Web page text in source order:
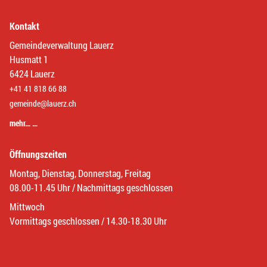
Kontakt
Gemeindeverwaltung Lauerz
Husmatt 1
6424 Lauerz
+41 41 818 66 88
gemeinde@lauerz.ch
mehr… …
Öffnungszeiten
Montag, Dienstag, Donnerstag, Freitag
08.00-11.45 Uhr / Nachmittags geschlossen
Mittwoch
Vormittags geschlossen / 14.30-18.30 Uhr